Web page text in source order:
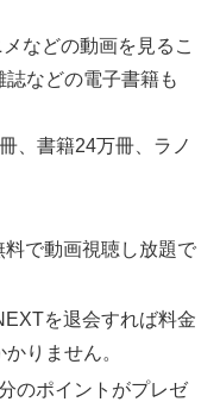
などの動画を見るこ
などの電子書籍も
、書籍24万冊、ラノ
で動画視聴し放題で
を退会すれば料金
りません。
のポイントがプレゼ